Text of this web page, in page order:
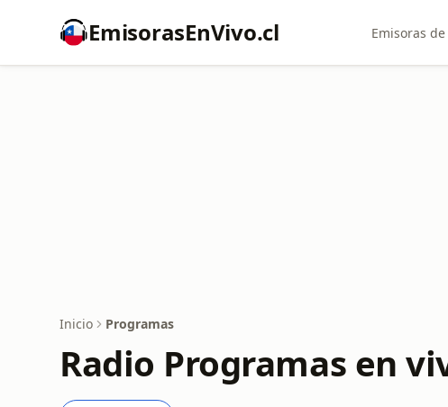
EmisorasEnVivo.cl Emisoras
Inicio Programas
Radio Programas en